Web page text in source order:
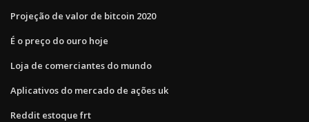
Projeção de valor de bitcoin 2020
É o preço do ouro hoje
Loja de comerciantes do mundo
Aplicativos do mercado de ações uk
Reddit estoque frt